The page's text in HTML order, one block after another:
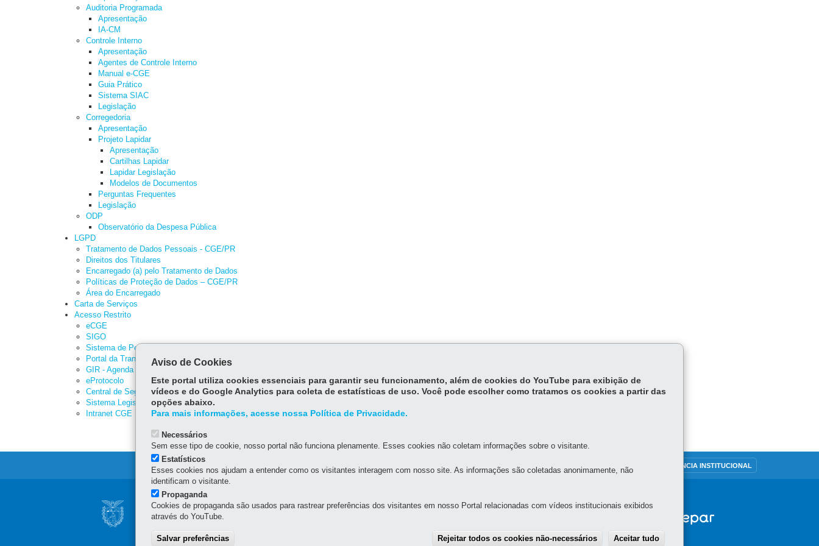
Auditoria Programada
Apresentação
IA-CM
Controle Interno
Apresentação
Agentes de Controle Interno
Manual e-CGE
Guia Prático
Sistema SIAC
Legislação
Corregedoria
Apresentação
Projeto Lapidar
Apresentação
Cartilhas Lapidar
Lapidar Legislação
Modelos de Documentos
Perguntas Frequentes
Legislação
ODP
Observatório da Despesa Pública
LGPD
Tratamento de Dados Pessoais - CGE/PR
Direitos dos Titulares
Encarregado (a) pelo Tratamento de Dados
Políticas de Proteção de Dados – CGE/PR
Área do Encarregado
Carta de Serviços
Acesso Restrito
eCGE
SIGO
Sistema de Ponto Eletrônico
Portal da Transparência PTE PR
GIR - Agenda de Eventos
eProtocolo
Central de Segurança
Sistema Legislação
Intranet CGE
DENUNCIE CORRUPÇÃO OUVIDORIA TRANSPARÊNCIA INSTITUCIONAL
Navegação
Principal
CONTROLADORIA GERAL DO ESTADO
(41) 3883-4000 – Horário de atendimento da Controladoria Geral: 8h30 às 12h e 13h30 às 18h (dias úteis)
Aviso de Cookies
Este portal utiliza cookies essenciais para garantir seu funcionamento, além de cookies do YouTube para exibição de
vídeos e do Google Analytics para coleta de estatísticas de uso. Você pode escolher como tratamos os cookies a partir das
opções abaixo.
Para mais informações, acesse nossa Política de Privacidade.
Necessários
Sem esse tipo de cookie, nosso portal não funciona plenamente. Esses cookies não coletam informações sobre o visitante.
Estatísticos
Esses cookies nos ajudam a entender como os visitantes interagem com nosso site. As informações são coletadas anonimamente, não
identificam o visitante.
Propaganda
Cookies de propaganda são usados para rastrear preferências dos visitantes em nosso Portal relacionadas com vídeos institucionais exibidos
através do YouTube.
Salvar preferências Rejeitar todos os cookies não-necessários Aceitar tudo